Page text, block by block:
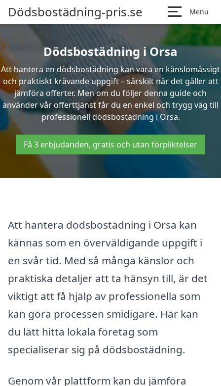
Dödsbostädning-pris.se Menu
Dödsbostädning i Orsa
Att hantera en dödsbostädning kan vara en känslomässigt
och praktiskt krävande uppgift – särskilt när det gäller att
jämföra offerter. Men om du följer denna guide och
använder vår offerttjänst får du en enkel och trygg väg till
professionell dödsbostädning i Orsa.
Få 3 erbjudanden, gratis och utan förpliktelser
Att hantera dödsbostädning i Orsa kan
kännas som en överväldigande uppgift i
en svår tid. Med så många känslor och
praktiska detaljer att ta hänsyn till, är det
viktigt att få hjälp av professionella som
kan göra processen smidigare. Här kan
du lätt hitta lokala företag som
specialiserar sig på dödsbostädning.
Genom vår plattform kan du jämföra